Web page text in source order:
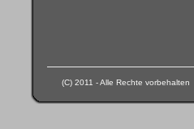
(C) 2011 - Alle Rechte vorbehalten